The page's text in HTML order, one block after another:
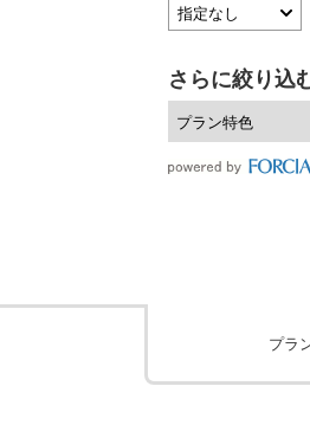
さらに絞り込
プラン特色
プラ